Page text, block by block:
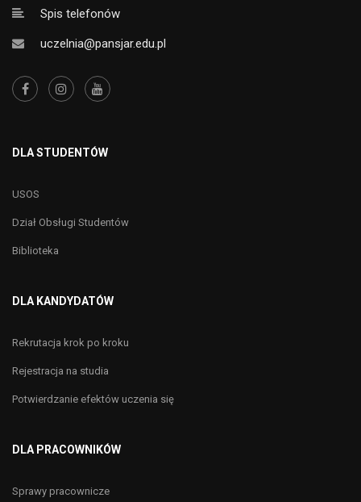
Spis telefonów
uczelnia@pansjar.edu.pl
DLA STUDENTÓW
USOS
Dział Obsługi Studentów
Biblioteka
DLA KANDYDATÓW
Rekrutacja krok po kroku
Rejestracja na studia
Potwierdzanie efektów uczenia się
DLA PRACOWNIKÓW
Sprawy pracownicze